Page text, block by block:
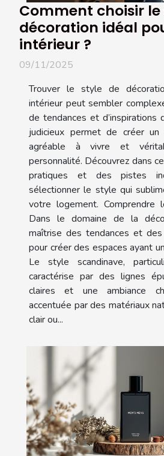
Comment choisir
décoration idéal
intérieur ?
09/11/2025
Trouver le style de
intérieur peut sembler
de tendances et d’inspirations
judicieux permet de créer un
agréable à vivre et
personnalité. Découvrez dans
pratiques et des pistes
sélectionner le style qui
votre logement. Comprendre
Dans le domaine de la
maîtrise des tendances et
pour créer des espaces ayant
Le style scandinave,
caractérise par des lignes
claires et une ambiance
accentuée par des matériaux
clair ou...